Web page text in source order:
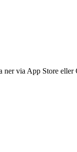
ner via App Store eller